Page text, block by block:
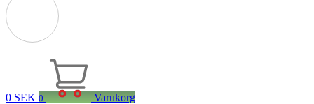
0 SEK 0
Varukorg